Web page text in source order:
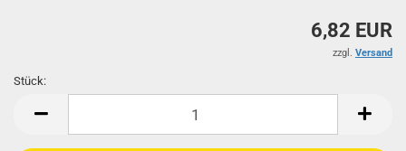
6,82 EUR
zzgl. Versand
Stück: